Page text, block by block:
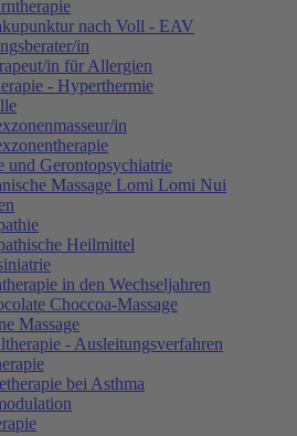
nach Voll - EAV
in
in für Allergien
- Hyperthermie
in
und Gerontopsychiatrie
Massage Lomi Lomi Nui
Heilmittel
in den Wechseljahren
Choccoa-Massage
Massage
- Ausleitungsverfahren
bei Asthma